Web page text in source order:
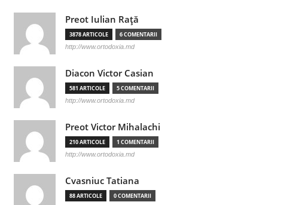
Preot Iulian Raţă
3878 ARTICOLE 6 COMENTARII
http://www.ortodoxia.md
Diacon Victor Casian
581 ARTICOLE 5 COMENTARII
http://www.ortodoxia.md
Preot Victor Mihalachi
210 ARTICOLE 1 COMENTARII
http://www.ortodoxia.md
Cvasniuc Tatiana
88 ARTICOLE 0 COMENTARII